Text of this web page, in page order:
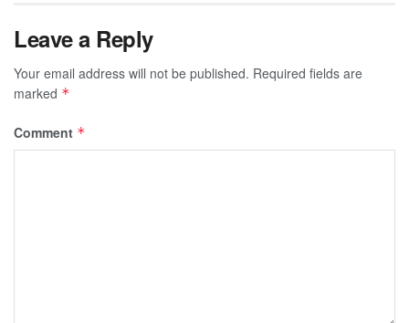
Leave a Reply
Your email address will not be published. Required fields are
marked *
Comment *